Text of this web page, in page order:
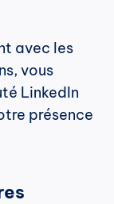
avec les
vous
LinkedIn
présence